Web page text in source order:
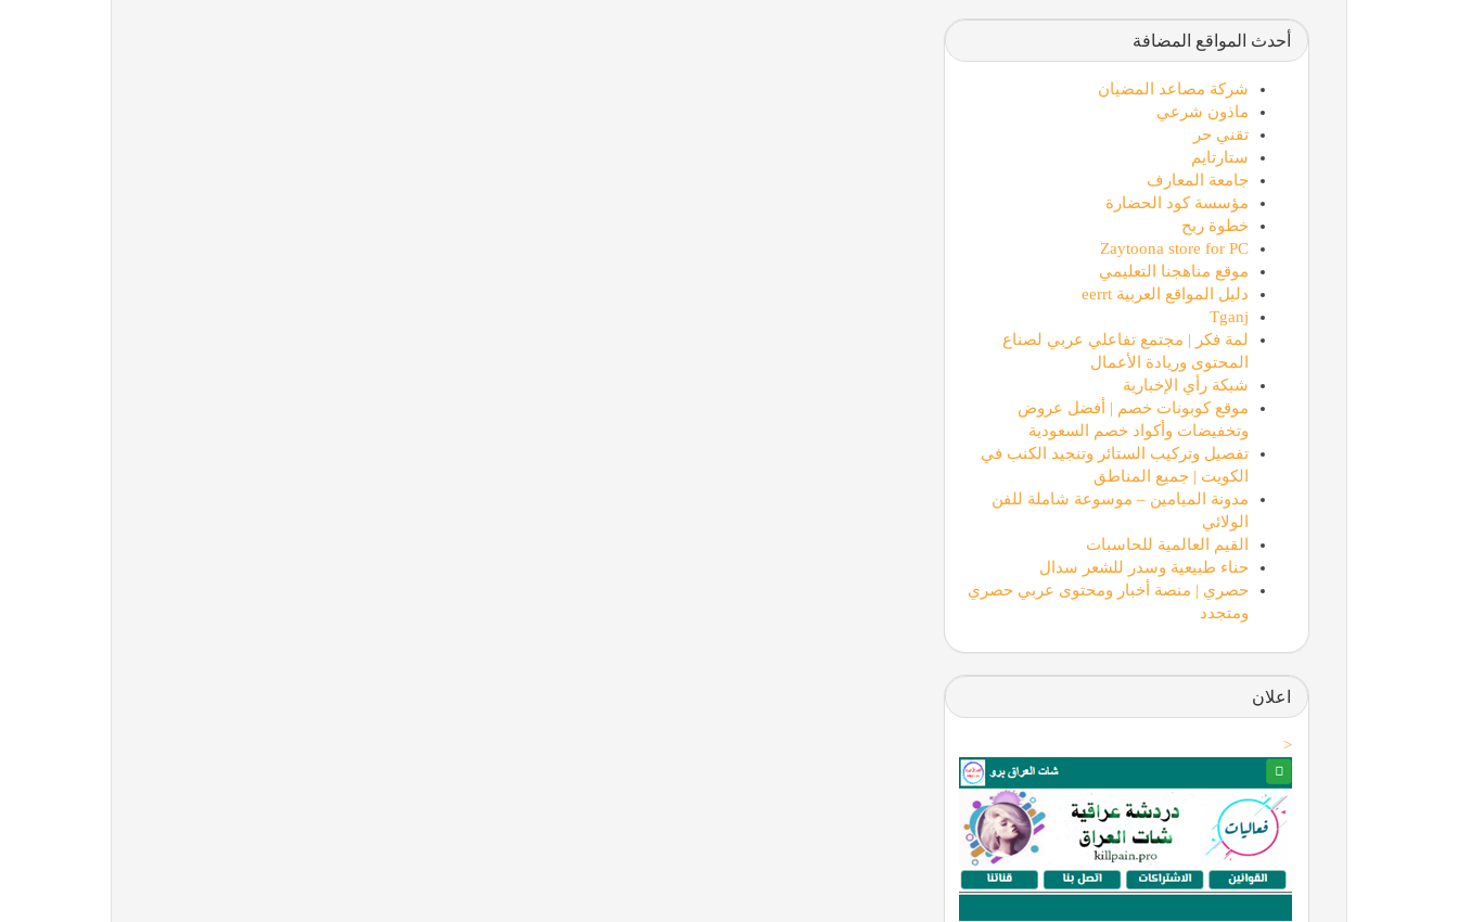
أحدث المواقع المضافة
شركة مصاعد المضيان
ماذون شرعي
تقني حر
ستارتايم
جامعة المعارف
مؤسسة كود الحضارة
خطوة ربح
Zaytoona store for PC
موقع مناهجنا التعليمي
دليل المواقع العربية eerrt
Tganj
لمة فكر | مجتمع تفاعلي عربي لصناع
المحتوى وريادة الأعمال
شبكة رأي الإخبارية
موقع كوبونات خصم | أفضل عروض
وتخفيضات وأكواد خصم السعودية
تفصيل وتركيب الستائر وتنجيد الكنب في
الكويت | جميع المناطق
مدونة الميامين – موسوعة شاملة للفن
الولائي
القيم العالمية للحاسبات
حناء طبيعية وسدر للشعر سدال
حصري | منصة أخبار ومحتوى عربي حصري
ومتجدد
اعلان
<